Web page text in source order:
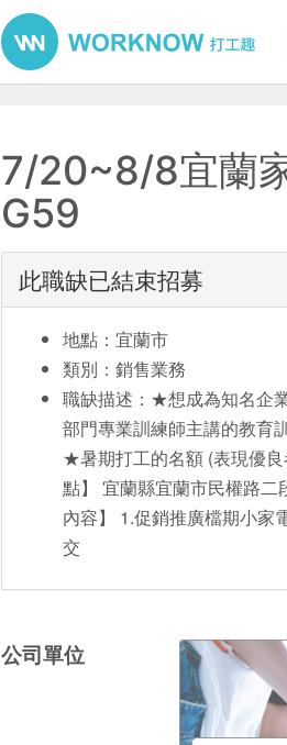
7/20~8/8宜蘭
G59
此職缺已結束招募
地點：宜蘭市
類別：銷售業務
職缺描述：★想成為知名企
部門專業訓練師主講的教育
★暑期打工的名額 (表現優
點】 宜蘭縣宜蘭市民權路二
內容】 1.促銷推廣檔期小家
交
公司單位